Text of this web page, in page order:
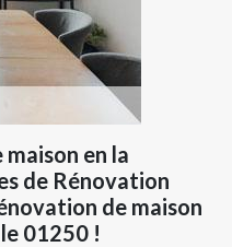
en la
de Rénovation
de maison
01250 !